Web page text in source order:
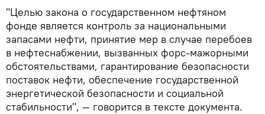
"Целью закона о государственном нефтяном
фонде является контроль за национальными
запасами нефти, принятие мер в случае перебоев
в нефтеснабжении, вызванных форс-мажорными
обстоятельствами, гарантирование безопасности
поставок нефти, обеспечение государственной
энергетической безопасности и социальной
стабильности", — говорится в тексте документа.